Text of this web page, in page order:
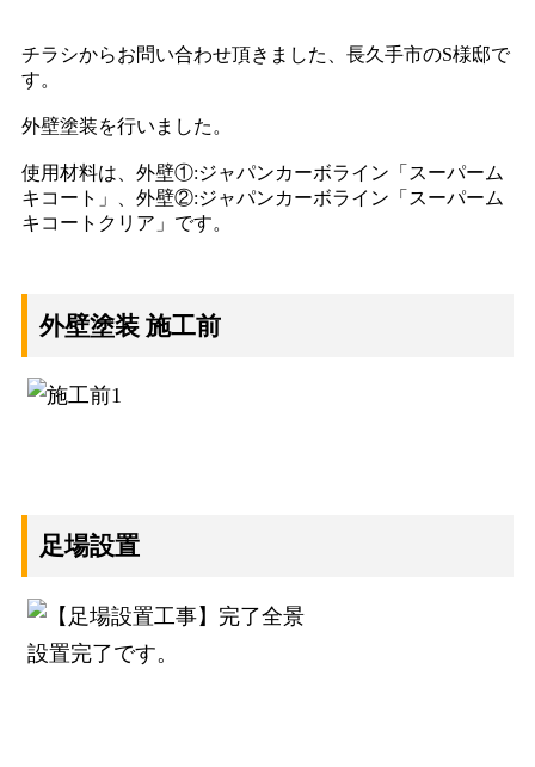
チラシからお問い合わせ頂きました、長久手市のS様邸で
す。
外壁塗装を行いました。
使用材料は、外壁①:ジャパンカーボライン「スーパーム
キコート」、外壁②:ジャパンカーボライン「スーパーム
キコートクリア」です。
外壁塗装 施工前
足場設置
設置完了です。